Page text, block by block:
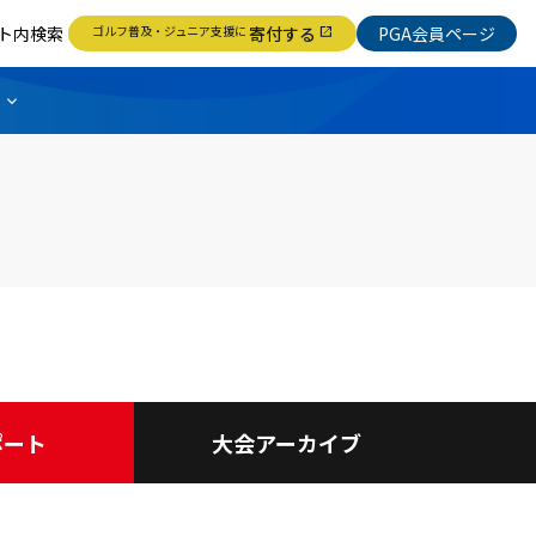
内検索 ゴルフ普及・ジュニア支援に 寄付する open_in_new PGA会員ページ
ト 大会アーカイブ